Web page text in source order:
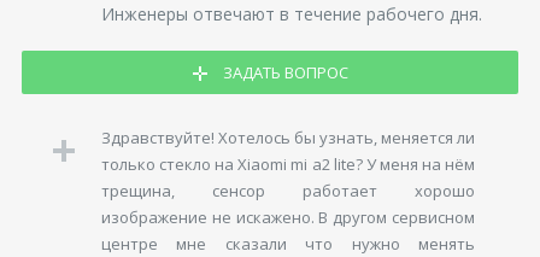
Инженеры отвечают в течение рабочего дня.
ЗАДАТЬ ВОПРОС
Здравствуйте! Хотелось бы узнать, меняется ли
только стекло на Xiaomi mi a2 lite? У меня на нём
трещина, сенсор работает хорошо
изображение не искажено. В другом сервисном
центре мне сказали что нужно менять